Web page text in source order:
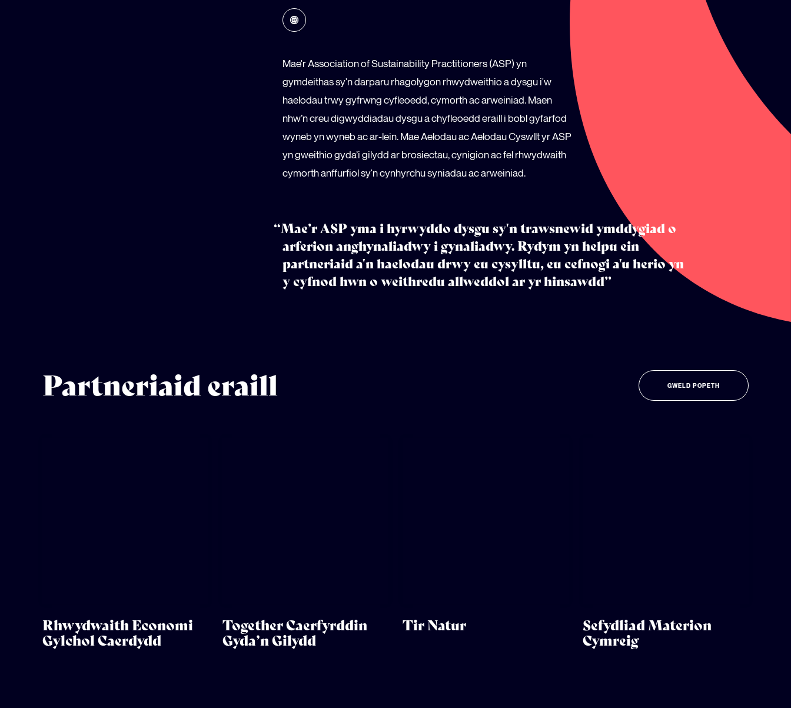
Mae'r Association of Sustainability Practitioners (ASP) yn
gymdeithas sy'n darparu rhagolygon rhwydweithio a dysgu i'w
haelodau trwy gyfrwng cyfleoedd, cymorth ac arweiniad. Maen
nhw’n creu digwyddiadau dysgu a chyfleoedd eraill i bobl gyfarfod
wyneb yn wyneb ac ar-lein. Mae Aelodau ac Aelodau Cyswllt yr ASP
yn gweithio gyda’i gilydd ar brosiectau, cynigion ac fel rhwydwaith
cymorth anffurfiol sy'n cynhyrchu syniadau ac arweiniad.
“Mae’r ASP yma i hyrwyddo dysgu sy'n trawsnewid ymddygiad o
arferion anghynaliadwy i gynaliadwy. Rydym yn helpu ein
partneriaid a'n haelodau drwy eu cysylltu, eu cefnogi a'u herio yn
y cyfnod hwn o weithredu allweddol ar yr hinsawdd”
Partneriaid eraill GWELD POPETH
Rhwydwaith Economi
Gylchol Caerdydd
Together Caerfyrddin
Gyda’n Gilydd
Tir Natur
Sefydliad Materion
Cymreig